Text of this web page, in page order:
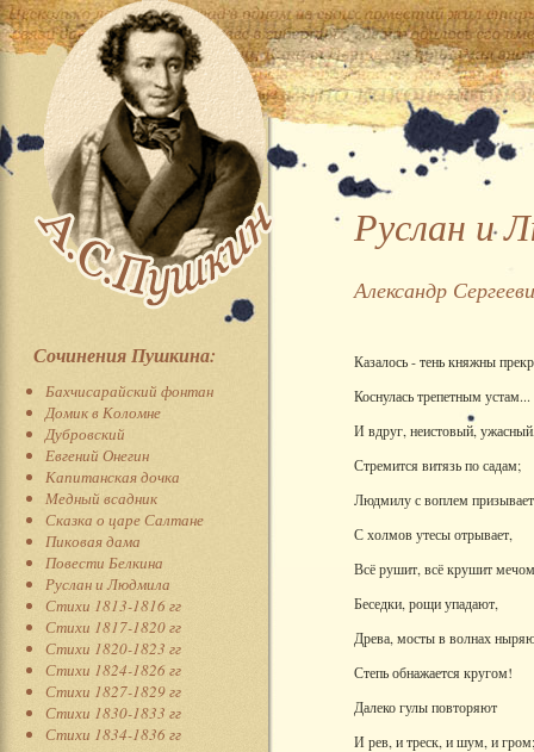
Сочинения Пушкина:
Бахчисарайский фонтан
Домик в Коломне
Дубровский
Евгений Онегин
Капитанская дочка
Медный всадник
Сказка о царе Салтане
Пиковая дама
Повести Белкина
Руслан и Людмила
Стихи 1813-1816 гг
Стихи 1817-1820 гг
Стихи 1820-1823 гг
Стихи 1824-1826 гг
Стихи 1827-1829 гг
Стихи 1830-1833 гг
Стихи 1834-1836 гг
Руслан и
Александр
Казалось - тень княжны
Коснулась трепетным устам...
И вдруг, неистовый,
Стремится витязь по садам;
Людмилу с воплем
С холмов утесы отрывает,
Всё рушит, всё крушит
Беседки, рощи упадают,
Древа, мосты в волнах
Степь обнажается кругом!
Далеко гулы повторяют
И рев, и треск, и шум, и гром;